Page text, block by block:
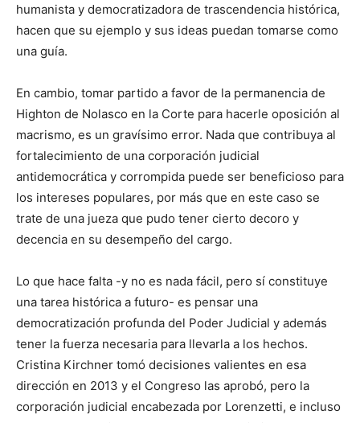
humanista y democratizadora de trascendencia histórica,
hacen que su ejemplo y sus ideas puedan tomarse como
una guía.
En cambio, tomar partido a favor de la permanencia de
Highton de Nolasco en la Corte para hacerle oposición al
macrismo, es un gravísimo error. Nada que contribuya al
fortalecimiento de una corporación judicial
antidemocrática y corrompida puede ser beneficioso para
los intereses populares, por más que en este caso se
trate de una jueza que pudo tener cierto decoro y
decencia en su desempeño del cargo.
Lo que hace falta -y no es nada fácil, pero sí constituye
una tarea histórica a futuro- es pensar una
democratización profunda del Poder Judicial y además
tener la fuerza necesaria para llevarla a los hechos.
Cristina Kirchner tomó decisiones valientes en esa
dirección en 2013 y el Congreso las aprobó, pero la
corporación judicial encabezada por Lorenzetti, e incluso